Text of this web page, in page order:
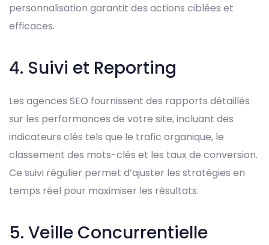
personnalisation garantit des actions ciblées et
efficaces.
4. Suivi et Reporting
Les agences SEO fournissent des rapports détaillés
sur les performances de votre site, incluant des
indicateurs clés tels que le trafic organique, le
classement des mots-clés et les taux de conversion.
Ce suivi régulier permet d’ajuster les stratégies en
temps réel pour maximiser les résultats.
5. Veille Concurrentielle